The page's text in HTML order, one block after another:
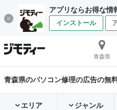
アプリならお得な情
インストール
青森県
青森県のパソコン修理の広告の無
エリア ジャンル